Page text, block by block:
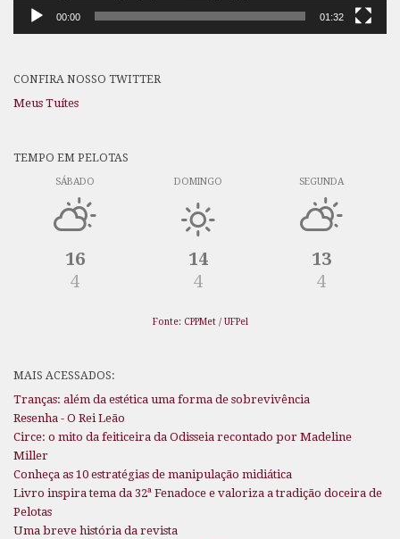
00:00 01:32
CONFIRA NOSSO TWITTER
Meus Tuítes
TEMPO EM PELOTAS
SÁBADO
16
4
DOMINGO
14
4
SEGUNDA
13
4
Fonte: CPPMet / UFPel
MAIS ACESSADOS:
Tranças: além da estética uma forma de sobrevivência
Resenha - O Rei Leão
Circe: o mito da feiticeira da Odisseia recontado por Madeline
Miller
Conheça as 10 estratégias de manipulação midiática
Livro inspira tema da 32ª Fenadoce e valoriza a tradição doceira de
Pelotas
Uma breve história da revista